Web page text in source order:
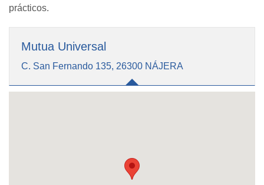
prácticos.
Mutua Universal
C. San Fernando 135, 26300 NÁJERA